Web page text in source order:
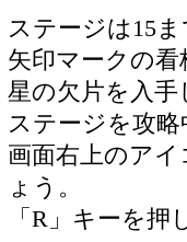
ステージは15
矢印マークの
星の欠片を入
ステージを攻
画面右上のア
ょう。
「R」キーを押